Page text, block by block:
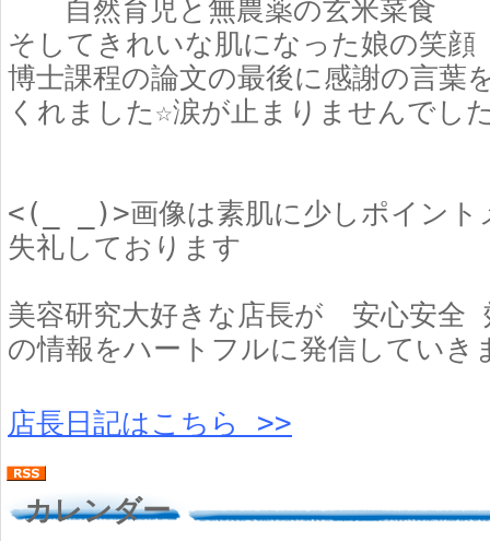
自然育児と無農薬の玄米菜食
そしてきれいな肌になった娘の笑顔
博士課程の論文の最後に感謝の言葉
くれました☆涙が止まりませんでし
<(_ _)>画像は素肌に少しポイント
失礼しております
美容研究大好きな店長が 安心安全
の情報をハートフルに発信していき
店長日記はこちら >>
カレンダー